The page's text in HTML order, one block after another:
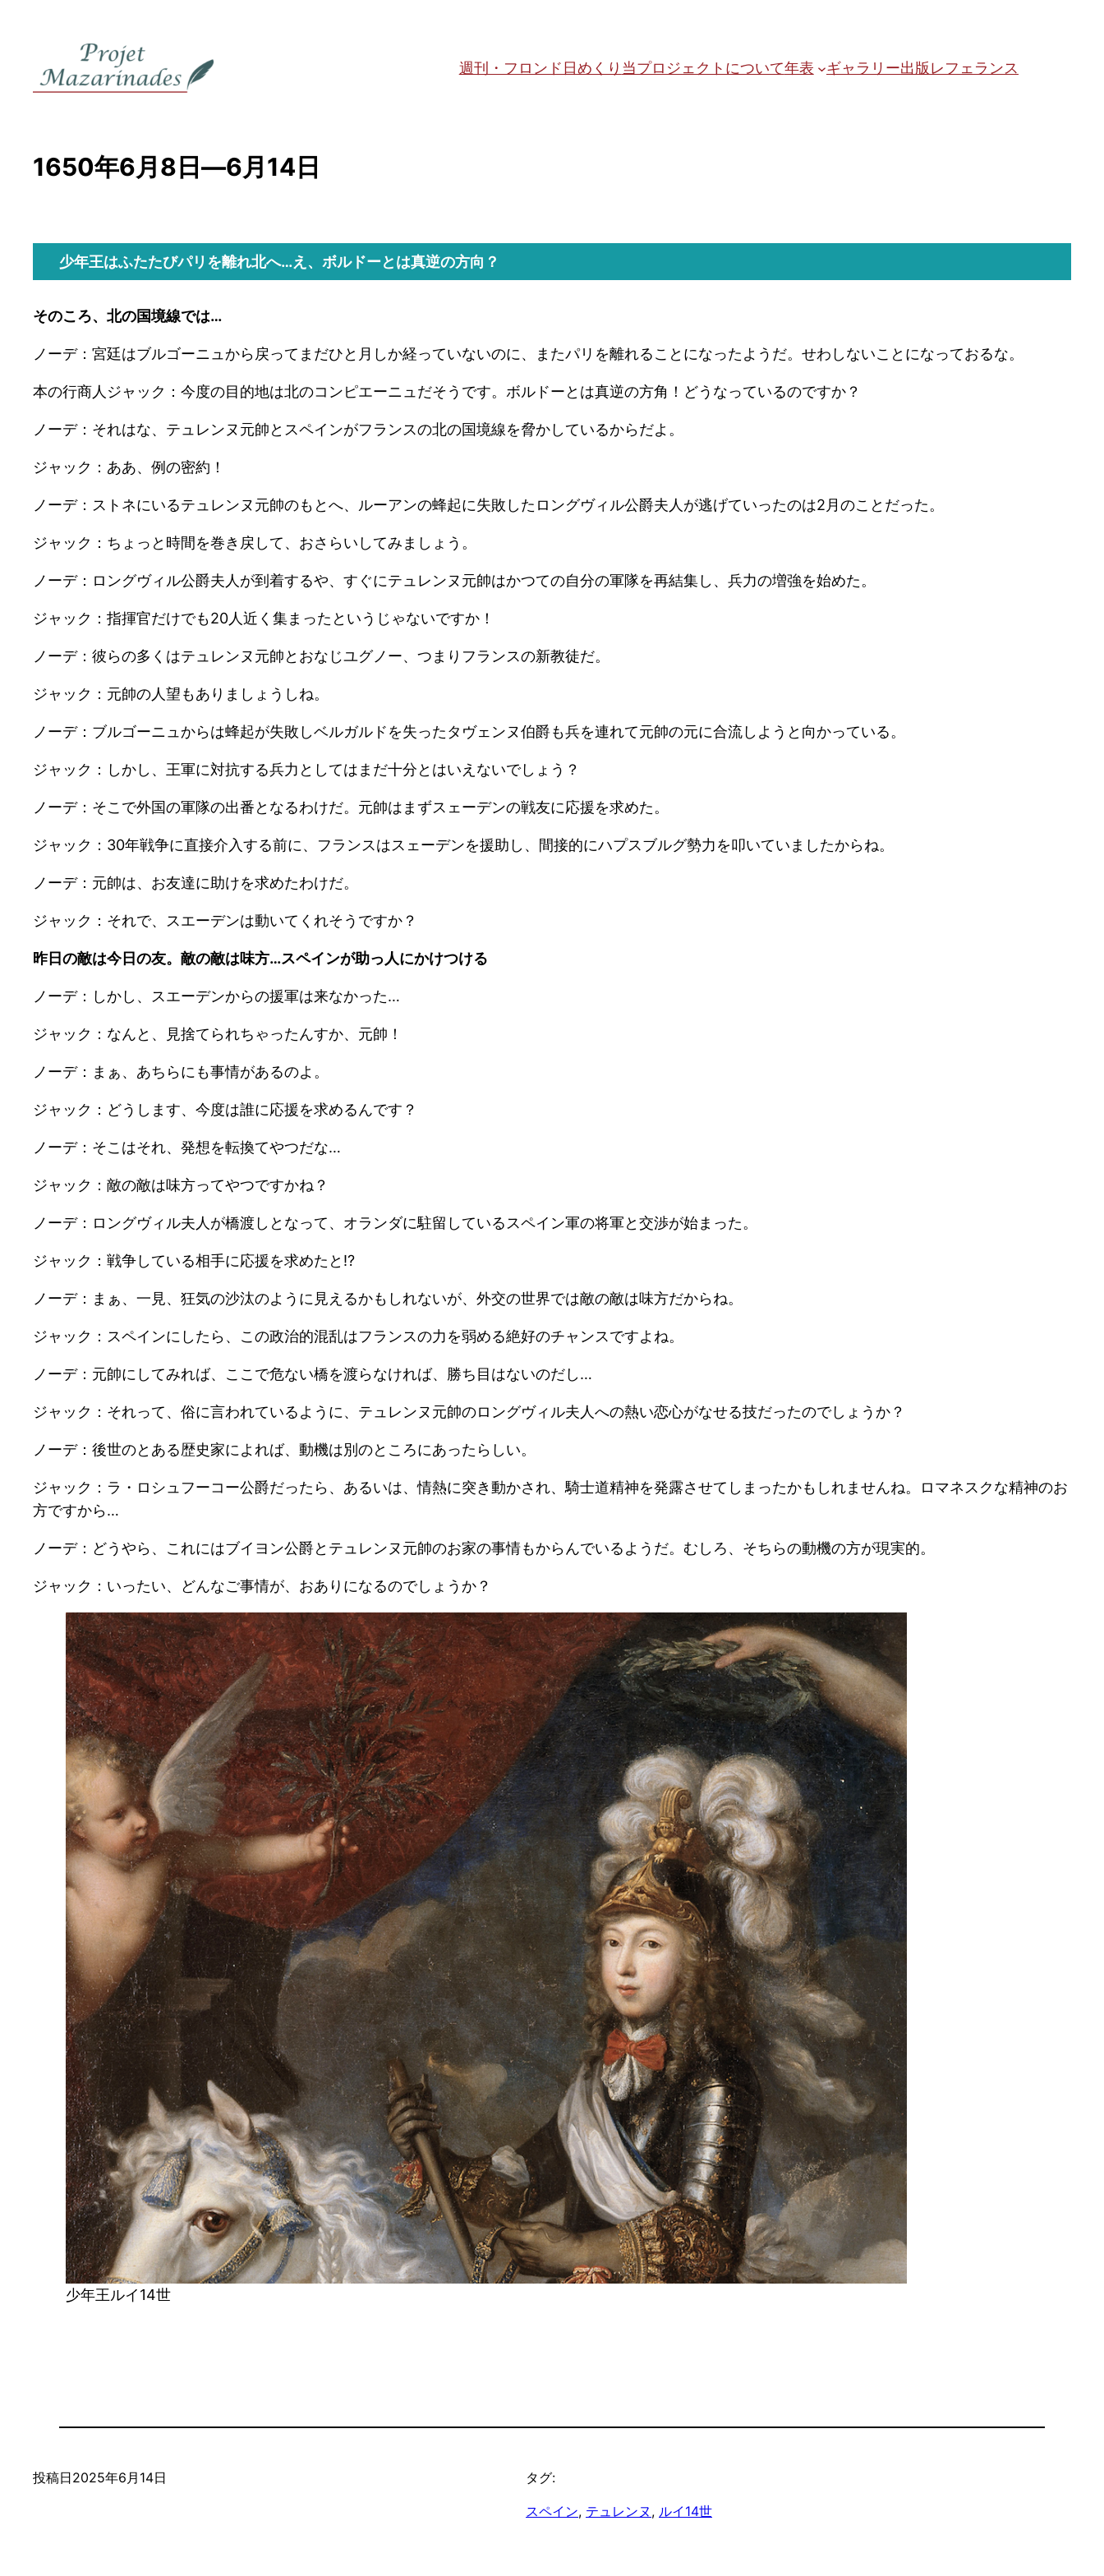
週刊・フロンド日めくり 当プロジェクトについて年表 ギャラリー出版レフェランス
1650年6月8日―6月14日
少年王はふたたびパリを離れ北へ…え、ボルドーとは真逆の方向？
そのころ、北の国境線では…
ノーデ：宮廷はブルゴーニュから戻ってまだひと月しか経っていないのに、またパリを離れることになったようだ。せわしないことになっておるな。
本の行商人ジャック：今度の目的地は北のコンピエーニュだそうです。ボルドーとは真逆の方角！どうなっているのですか？
ノーデ：それはな、テュレンヌ元帥とスペインがフランスの北の国境線を脅かしているからだよ。
ジャック：ああ、例の密約！
ノーデ：ストネにいるテュレンヌ元帥のもとへ、ルーアンの蜂起に失敗したロングヴィル公爵夫人が逃げていったのは2月のことだった。
ジャック：ちょっと時間を巻き戻して、おさらいしてみましょう。
ノーデ：ロングヴィル公爵夫人が到着するや、すぐにテュレンヌ元帥はかつての自分の軍隊を再結集し、兵力の増強を始めた。
ジャック：指揮官だけでも20人近く集まったというじゃないですか！
ノーデ：彼らの多くはテュレンヌ元帥とおなじユグノー、つまりフランスの新教徒だ。
ジャック：元帥の人望もありましょうしね。
ノーデ：ブルゴーニュからは蜂起が失敗しベルガルドを失ったタヴェンヌ伯爵も兵を連れて元帥の元に合流しようと向かっている。
ジャック：しかし、王軍に対抗する兵力としてはまだ十分とはいえないでしょう？
ノーデ：そこで外国の軍隊の出番となるわけだ。元帥はまずスェーデンの戦友に応援を求めた。
ジャック：30年戦争に直接介入する前に、フランスはスェーデンを援助し、間接的にハプスブルグ勢力を叩いていましたからね。
ノーデ：元帥は、お友達に助けを求めたわけだ。
ジャック：それで、スエーデンは動いてくれそうですか？
昨日の敵は今日の友。敵の敵は味方…スペインが助っ人にかけつける
ノーデ：しかし、スエーデンからの援軍は来なかった…
ジャック：なんと、見捨てられちゃったんすか、元帥！
ノーデ：まぁ、あちらにも事情があるのよ。
ジャック：どうします、今度は誰に応援を求めるんです？
ノーデ：そこはそれ、発想を転換てやつだな…
ジャック：敵の敵は味方ってやつですかね？
ノーデ：ロングヴィル夫人が橋渡しとなって、オランダに駐留しているスペイン軍の将軍と交渉が始まった。
ジャック：戦争している相手に応援を求めたと⁉︎
ノーデ：まぁ、一見、狂気の沙汰のように見えるかもしれないが、外交の世界では敵の敵は味方だからね。
ジャック：スペインにしたら、この政治的混乱はフランスの力を弱める絶好のチャンスですよね。
ノーデ：元帥にしてみれば、ここで危ない橋を渡らなければ、勝ち目はないのだし…
ジャック：それって、俗に言われているように、テュレンヌ元帥のロングヴィル夫人への熱い恋心がなせる技だったのでしょうか？
ノーデ：後世のとある歴史家によれば、動機は別のところにあったらしい。
ジャック：ラ・ロシュフーコー公爵だったら、あるいは、情熱に突き動かされ、騎士道精神を発露させてしまったかもしれませんね。ロマネスクな精神のお
方ですから…
ノーデ：どうやら、これにはブイヨン公爵とテュレンヌ元帥のお家の事情もからんでいるようだ。むしろ、そちらの動機の方が現実的。
ジャック：いったい、どんなご事情が、おありになるのでしょうか？
少年王ルイ14世
投稿日2025年6月14日 タグ:
スペイン, テュレンヌ , ルイ14世